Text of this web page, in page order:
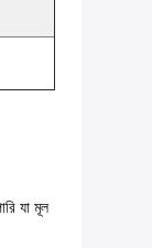
যা মূল